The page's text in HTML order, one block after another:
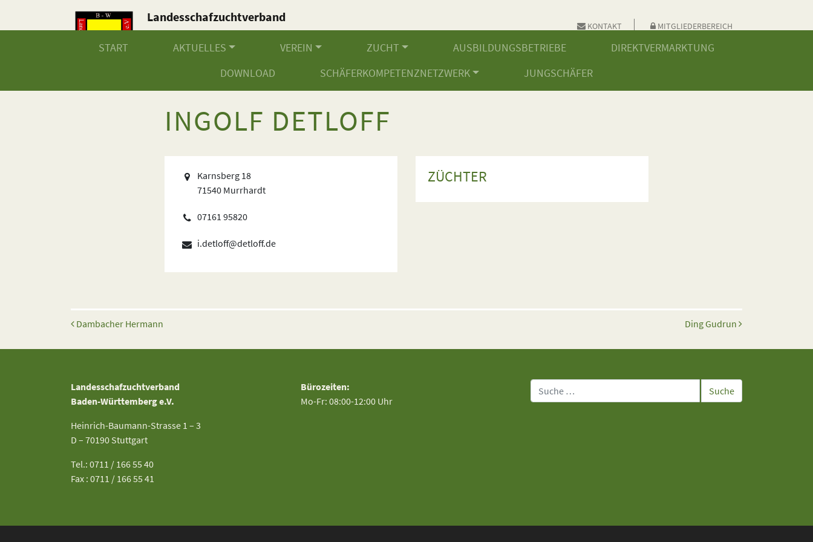
Landesschafzuchtverband
Baden-Württemberg e.V.
KONTAKT MITGLIEDERBEREICH
START AKTUELLES VEREIN ZUCHT AUSBILDUNGSBETRIEBE
DIREKTVERMARKTUNG
DOWNLOAD
SCHÄFERKOMPETENZNETZWERK JUNGSCHÄFER
INGOLF DETLOFF
Karnsberg 18
71540 Murrhardt
07161 95820
i.detloff@detloff.de
ZÜCHTER
Beitrags-Navigation
Dambacher Hermann Ding Gudrun
Landesschafzuchtverband
Baden-Württemberg e.V.
Heinrich-Baumann-Strasse 1 – 3
D – 70190 Stuttgart
Tel.: 0711 / 166 55 40
Fax : 0711 / 166 55 41
Bürozeiten:
Mo-Fr: 08:00-12:00 Uhr
Suche